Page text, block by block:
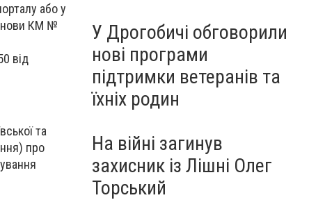
або у
КМ №
від
та
про
У Дрогобичі обговорили
нові програми
підтримки ветеранів та
їхніх родин
На війні загинув
захисник із Лішні Олег
Торський